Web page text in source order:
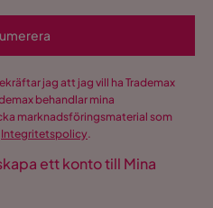
jag att jag vill ha Trademax
behandlar mina
marknadsföringsmaterial som
Integritetspolicy.
ett konto till Mina